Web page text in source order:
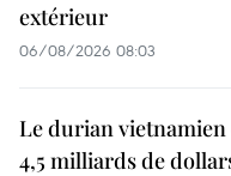
extérieur
06/08/2026 08:03
Le durian
4,5 milliards de